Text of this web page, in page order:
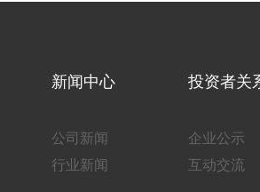
新闻中心
公司新闻
行业新闻
投资者关
企业公示
互动交流